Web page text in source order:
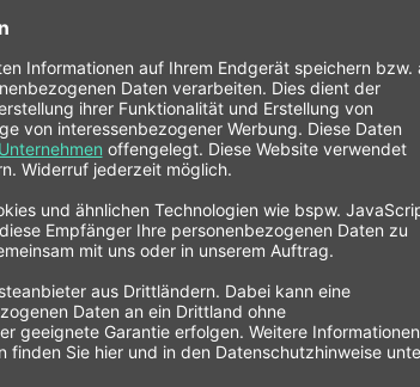
mit einer hervorragenden Bremsleistung.
eine hohe Bremsstabilität und eine lange Lebensdauer.